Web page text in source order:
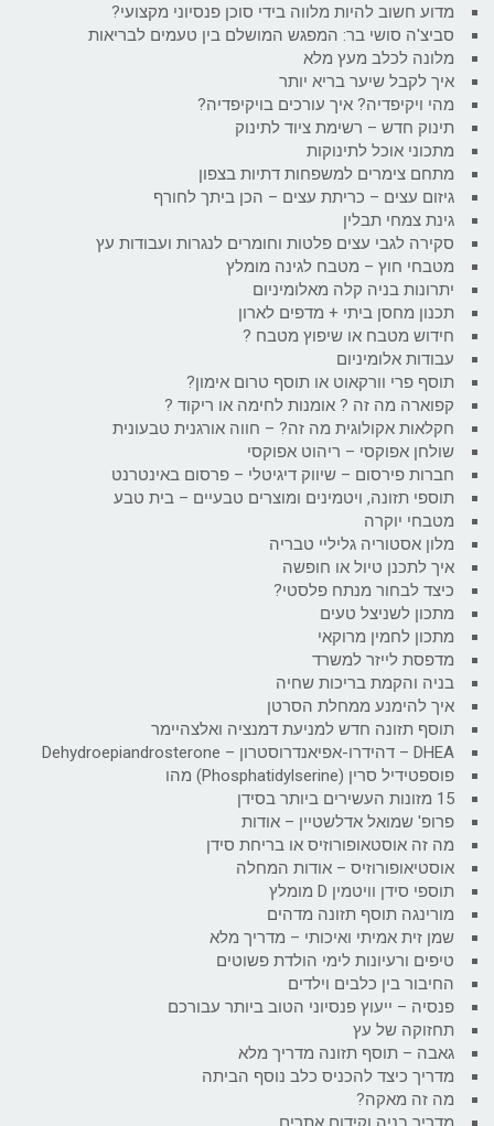
מדוע חשוב להיות מלווה בידי סוכן פנסיוני מקצועי?
סביצ'ה סושי בר: המפגש המושלם בין טעמים לבריאות
מלונה לכלב מעץ מלא
איך לקבל שיער בריא יותר
מהי ויקיפדיה? איך עורכים בויקיפדיה?
תינוק חדש – רשימת ציוד לתינוק
מתכוני אוכל לתינוקות
מתחם צימרים למשפחות דתיות בצפון
גיזום עצים – כריתת עצים – הכן ביתך לחורף
גינת צמחי תבלין
סקירה לגבי עצים פלטות וחומרים לנגרות ועבודות עץ
מטבחי חוץ – מטבח לגינה מומלץ
יתרונות בניה קלה מאלומיניום
תכנון מחסן ביתי + מדפים לארון
חידוש מטבח או שיפוץ מטבח ?
עבודות אלומיניום
תוסף פרי וורקאוט או תוסף טרום אימון?
קפוארה מה זה ? אומנות לחימה או ריקוד ?
חקלאות אקולוגית מה זה? – חווה אורגנית טבעונית
שולחן אפוקסי – ריהוט אפוקסי
חברות פירסום – שיווק דיגיטלי – פרסום באינטרנט
תוספי תזונה, ויטמינים ומוצרים טבעיים – בית טבע
מטבחי יוקרה
מלון אסטוריה גליליי טבריה
איך לתכנן טיול או חופשה
כיצד לבחור מנתח פלסטי?
מתכון לשניצל טעים
מתכון לחמין מרוקאי
מדפסת לייזר למשרד
בניה והקמת בריכות שחיה
איך להימנע ממחלת הסרטן
תוסף תזונה חדש למניעת דמנציה ואלצהיימר
DHEA – דהידרו-אפיאנדרוסטרון – Dehydroepiandrosterone
פוספטידיל סרין (Phosphatidylserine) מהו
15 מזונות העשירים ביותר בסידן
פרופ' שמואל אדלשטיין – אודות
מה זה אוסטאופורוזיס או בריחת סידן
אוסטיאופורוזיס – אודות המחלה
תוספי סידן וויטמין D מומלץ
מורינגה תוסף תזונה מדהים
שמן זית אמיתי ואיכותי – מדריך מלא
טיפים ורעיונות לימי הולדת פשוטים
החיבור בין כלבים וילדים
פנסיה – ייעוץ פנסיוני הטוב ביותר עבורכם
תחזוקה של עץ
גאבה – תוסף תזונה מדריך מלא
מדריך כיצד להכניס כלב נוסף הביתה
מה זה מאקה?